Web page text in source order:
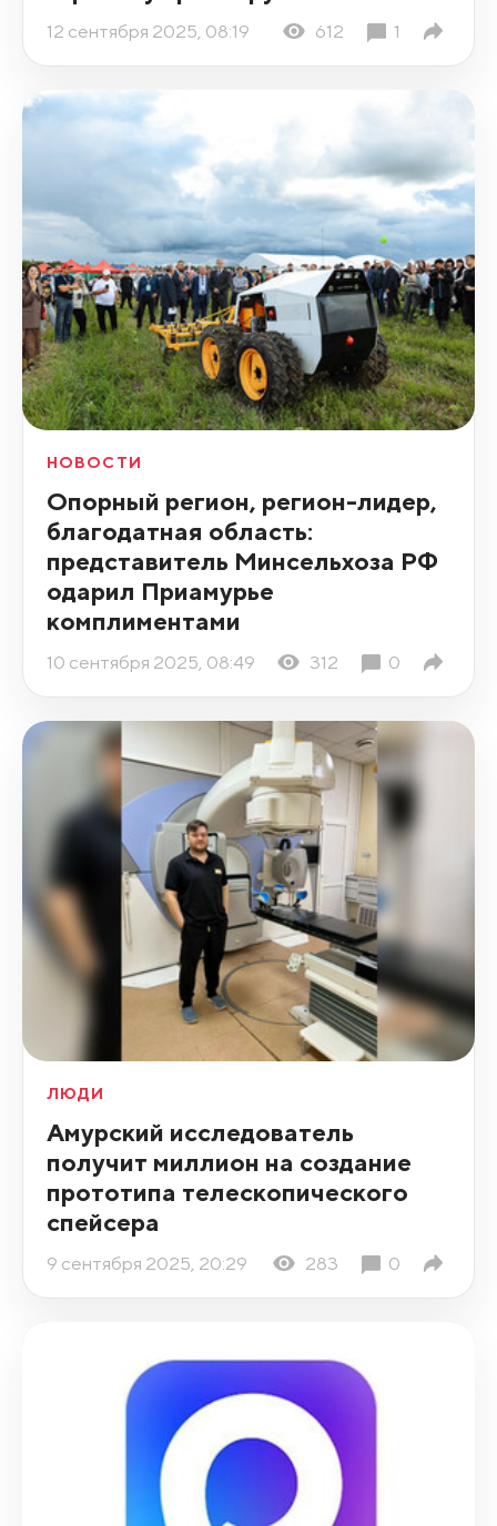
12 сентября 2025, 08:19 612 1
НОВОСТИ
Опорный регион, регион-лидер,
благодатная область:
представитель Минсельхоза РФ
одарил Приамурье
комплиментами
10 сентября 2025, 08:49 312 0
ЛЮДИ
Амурский исследователь
получит миллион на создание
прототипа телескопического
спейсера
9 сентября 2025, 20:29 283 0